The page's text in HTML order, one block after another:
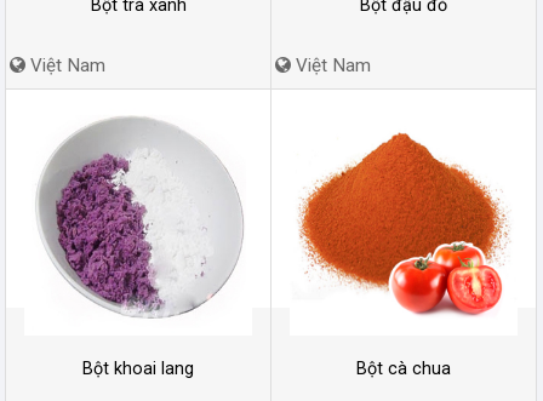
Bột trà xanh
Việt Nam
Bột đậu đỏ
Việt Nam
Bột khoai lang Bột cà chua